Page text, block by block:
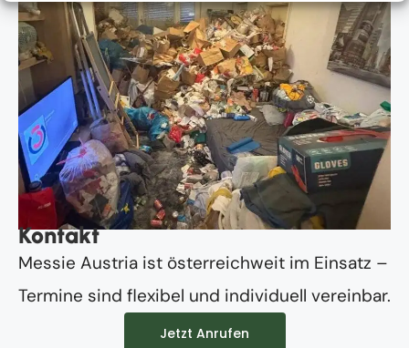
Kontakt
Messie Austria ist österreichweit im Einsatz –
Termine sind flexibel und individuell vereinbar.
Jetzt Anrufen